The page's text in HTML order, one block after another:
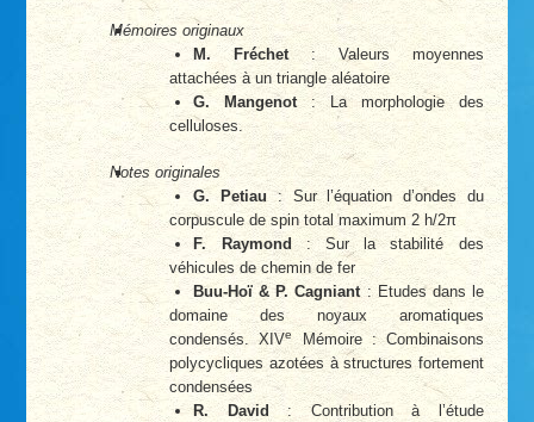
Mémoires originaux
M. Fréchet: Valeurs moyennes
attachées à un triangle aléatoire
G. Mangenot : La morphologie des
celluloses.
Notes originales
G. Petiau : Sur l’équation d’ondes du
corpuscule de spin total maximum 2 h/2π
F. Raymond : Sur la stabilité des
véhicules de chemin de fer
Buu-Hoï & P. Cagniant: Etudes dans le
domaine des noyaux aromatiques
condensés. XIVeMémoire : Combinaisons
polycycliques azotées à structures fortement
condensées
R. David : Contribution à l’étude